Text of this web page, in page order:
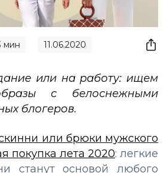
мин 11.06.2020
или на работу: ищем
с белоснежными
блогеров.
или брюки мужского
покупка лета 2020: легкие
станут основой любого